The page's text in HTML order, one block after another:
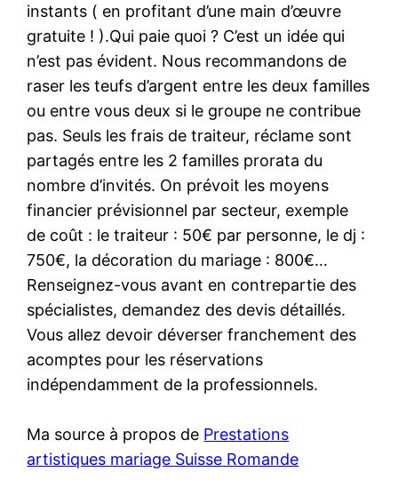
instants ( en profitant d’une main d’œuvre
gratuite ! ).Qui paie quoi ? C’est un idée qui
n’est pas évident. Nous recommandons de
raser les teufs d’argent entre les deux familles
ou entre vous deux si le groupe ne contribue
pas. Seuls les frais de traiteur, réclame sont
partagés entre les 2 familles prorata du
nombre d’invités. On prévoit les moyens
financier prévisionnel par secteur, exemple
de coût : le traiteur : 50€ par personne, le dj :
750€, la décoration du mariage : 800€…
Renseignez-vous avant en contrepartie des
spécialistes, demandez des devis détaillés.
Vous allez devoir déverser franchement des
acomptes pour les réservations
indépendamment de la professionnels.
Ma source à propos de Prestations
artistiques mariage Suisse Romande